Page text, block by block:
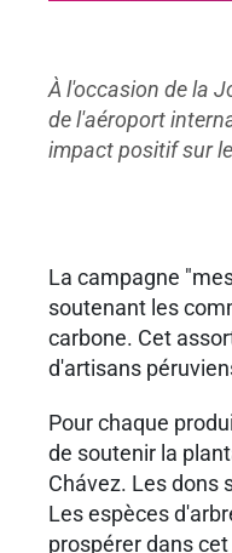
À l'occasion de la
de l'aéroport
impact positif sur
La campagne
soutenant les
carbone. Cet
d'artisans
Pour chaque
de soutenir la
Chávez. Les dons
Les espèces
prospérer dans